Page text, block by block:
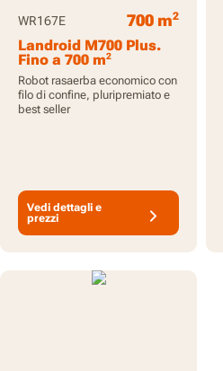
WR167E 700 m2
Landroid M700 Plus.
Fino a 700 m2
Robot rasaerba economico con
filo di confine, pluripremiato e
best seller
Vedi dettagli e
prezzi